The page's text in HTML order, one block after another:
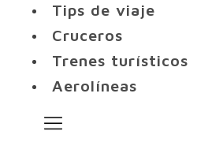
Tips de viaje
Cruceros
Trenes turísticos
Aerolíneas